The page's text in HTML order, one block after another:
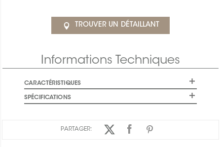
TROUVER UN DÉTAILLANT
Informations Techniques
CARACTÉRISTIQUES
SPÉCIFICATIONS
PARTAGER: